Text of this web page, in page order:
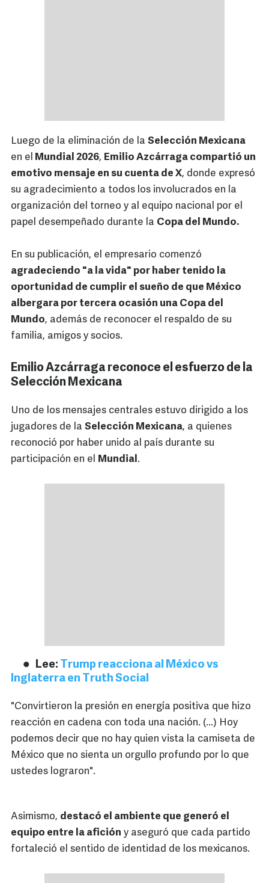
Luego de la eliminación de la Selección Mexicana
en el Mundial 2026, Emilio Azcárraga compartió un
emotivo mensaje en su cuenta de X, donde expresó
su agradecimiento a todos los involucrados en la
organización del torneo y al equipo nacional por el
papel desempeñado durante la Copa del Mundo.
En su publicación, el empresario comenzó
agradeciendo "a la vida" por haber tenido la
oportunidad de cumplir el sueño de que México
albergara por tercera ocasión una Copa del
Mundo, además de reconocer el respaldo de su
familia, amigos y socios.
Emilio Azcárraga reconoce el esfuerzo de la
Selección Mexicana
Uno de los mensajes centrales estuvo dirigido a los
jugadores de la Selección Mexicana, a quienes
reconoció por haber unido al país durante su
participación en el Mundial.
Lee: Trump reacciona al México vs
Inglaterra en Truth Social
"Convirtieron la presión en energía positiva que hizo
reacción en cadena con toda una nación. (...) Hoy
podemos decir que no hay quien vista la camiseta de
México que no sienta un orgullo profundo por lo que
ustedes lograron".
Asimismo, destacó el ambiente que generó el
equipo entre la afición y aseguró que cada partido
fortaleció el sentido de identidad de los mexicanos.